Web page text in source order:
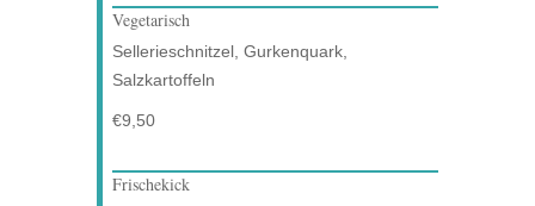
Vegetarisch
Sellerieschnitzel, Gurkenquark,
Salzkartoffeln
€9,50
Frischekick